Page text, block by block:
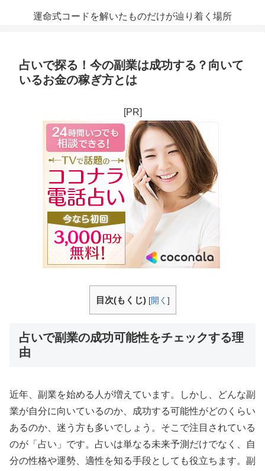
運命式コードを解いたものだけが辿り着く場所
占いで探る！今の副業は成功する？向いて
いるお金の稼ぎ方とは
[PR]
目次(もくじ) [開く ]
占いで副業の成功可能性をチェックする理
由
近年、副業を始める人が増えています。しかし、どんな副
業が自分に向いているのか、成功する可能性がどのくらい
あるのか、迷う方も多いでしょう。そこで注目されている
のが「占い」です。占いは単なる未来予測だけでなく、自
分の性格や運勢、適性を知る手段としても役立ちます。副